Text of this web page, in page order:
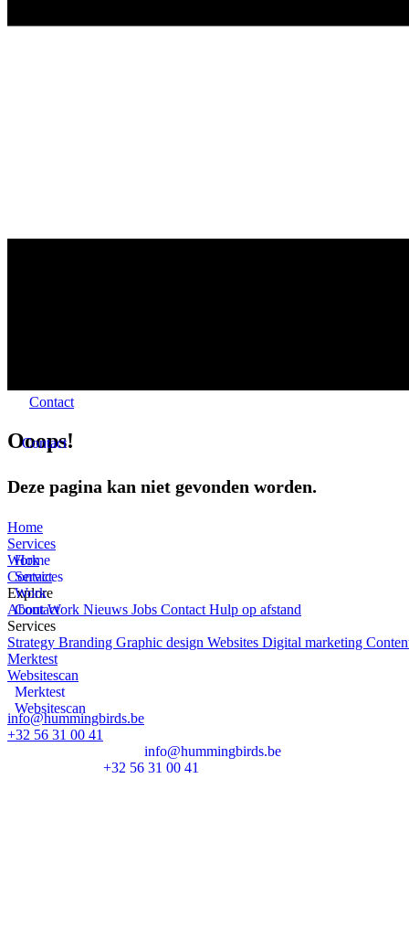
Contact
Contact
Ooops!
Deze pagina kan niet gevonden worden.
Home
Home
Services
Services
Work
Work
Contact
Contact
Explore
AboutWork Nieuws Jobs Contact Hulp op afstand
Services
Strategy Branding Graphic design Websites Digital marketing
Merktest
Merktest
Websitescan
Websitescan
info@hummingbirds.be
info@hummingbirds.be
+32 56 31 00 41
+32 56 31 00 41